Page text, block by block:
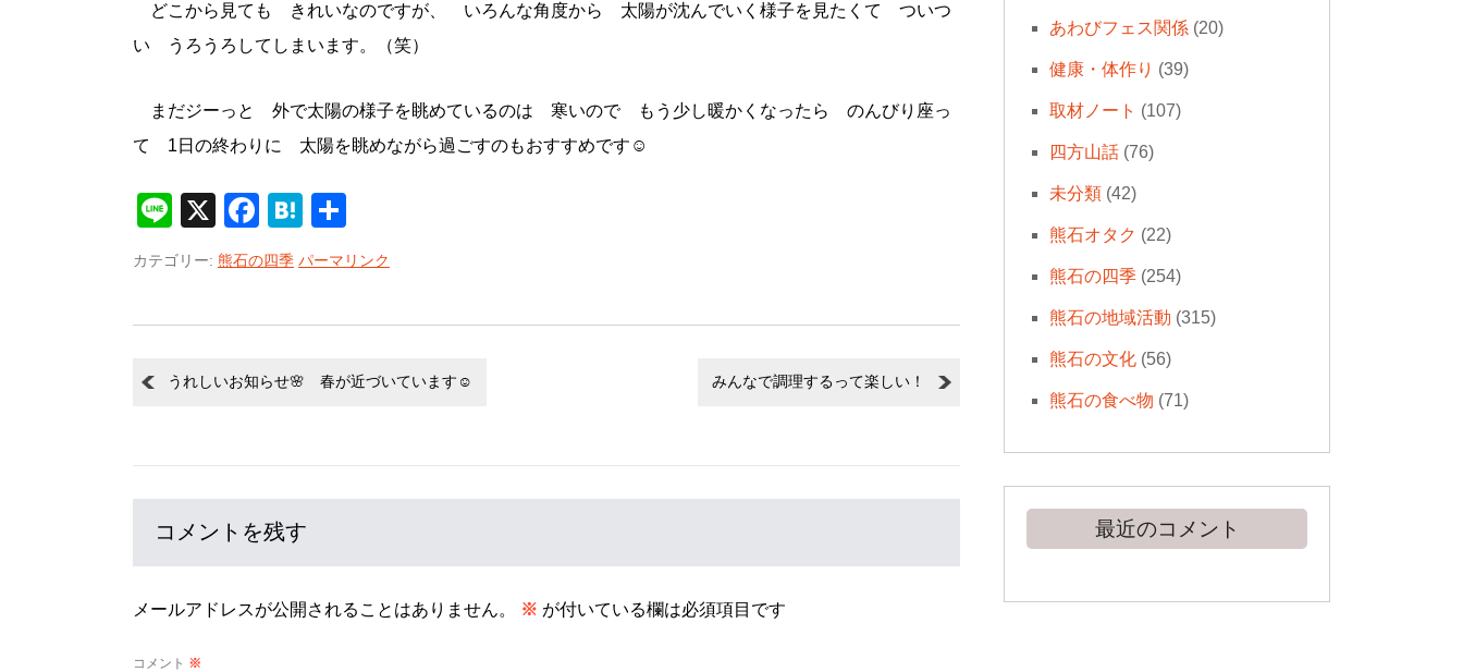
どこから見ても きれいなのですが、 いろんな角度から 太陽が沈んでいく様子を見たくて ついつ
い うろうろしてしまいます。（笑）
まだジーっと 外で太陽の様子を眺めているのは 寒いので もう少し暖かくなったら のんびり座っ
て 1日の終わりに 太陽を眺めながら過ごすのもおすすめです☺
Line
X Facebook
Hatena
有
カテゴリー: 熊石の四季 パーマリンク
うれしいお知らせ🌸 春が近づいています☺ みんなで調理するって楽しい！
コメントを残す
メールアドレスが公開されることはありません。 ※ が付いている欄は必須項目です
コメント ※
あわびフェス関係(20)
健康・体作り (39)
取材ノート (107)
四方山話(76)
未分類(42)
熊石オタク (22)
熊石の四季(254)
熊石の地域活動 (315)
熊石の文化(56)
熊石の食べ物 (71)
最近のコメント